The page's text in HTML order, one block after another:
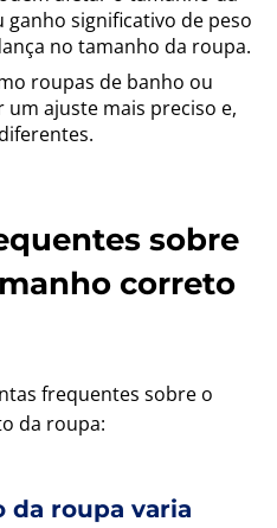
significativo de peso
no tamanho da roupa.
roupas de banho ou
ajuste mais preciso e,
sobre
correto
frequentes sobre o
da roupa:
da roupa varia